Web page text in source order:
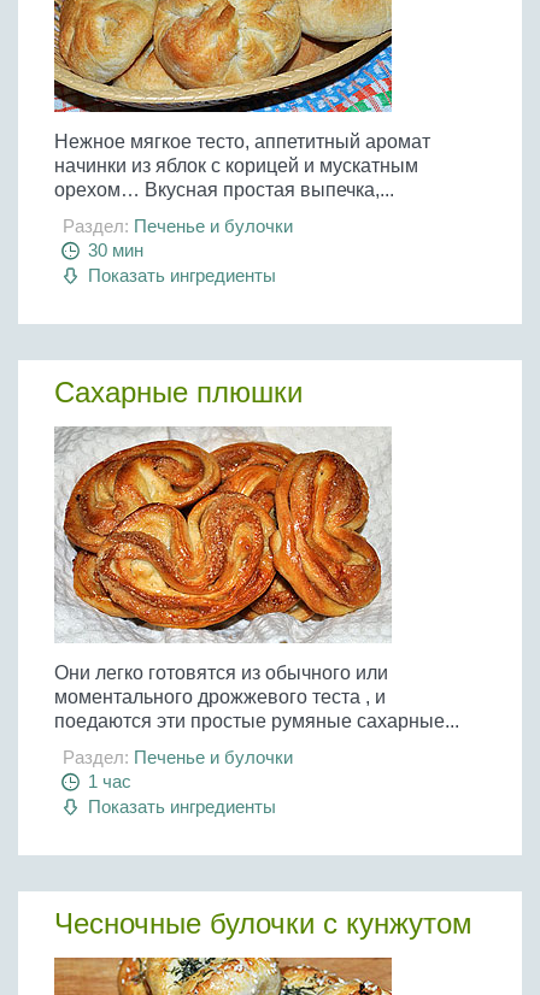
Нежное мягкое тесто, аппетитный аромат
начинки из яблок с корицей и мускатным
орехом… Вкусная простая выпечка,...
Раздел: Печенье и булочки
30 мин
Показать ингредиенты
Сахарные плюшки
Они легко готовятся из обычного или
моментального дрожжевого теста , и
поедаются эти простые румяные сахарные...
Раздел: Печенье и булочки
1 час
Показать ингредиенты
Чесночные булочки с кунжутом